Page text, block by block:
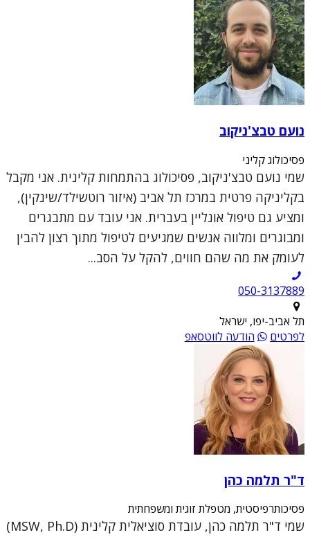
נועם טבצ'ניקוב
פסיכולוג קליני
שמי נועם טבצ'ניקוב, פסיכולוג בהתמחות קלינית. אני מקבל
בקליניקה פרטית במרכז תל אביב (איזור רוטשילד/שינקין),
ומציע גם טיפול אונליין בעברית. אני עובד עם מתבגרים
ומבוגרים ומלווה אנשים שמגיעים לטיפול מתוך רצון להבין
לעומק את מה שהם חווים, להקל על הסב...
050-3137889
תל אביב-יפו, ישראל
לפרטים
הודעה לווטסאפ
ד"ר תלמה כהן
פסיכותרפיסטית, מטפלת זוגית ומשפחתית
שמי ד"ר תלמה כהן, עובדת סוציאלית קלינית (MSW, Ph.D)